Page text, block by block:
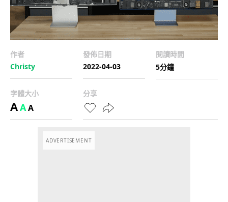
作者
Christy
發佈日期
2022-04-03
閱讀時間
5分鐘
字體大小
AAA
分享
ADVERTISEMENT